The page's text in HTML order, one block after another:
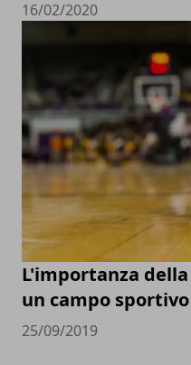
16/02/2020
L'importanza
un campo sportivo
25/09/2019